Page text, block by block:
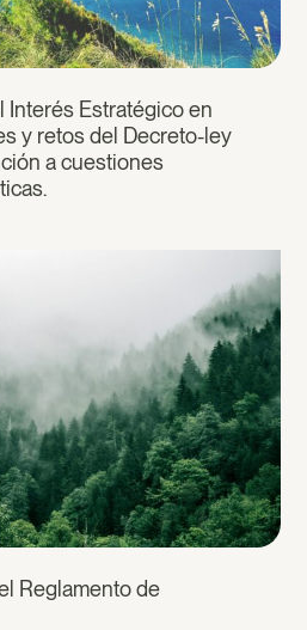
Interés Estratégico en
y retos del Decreto-ley
a cuestiones
Reglamento de